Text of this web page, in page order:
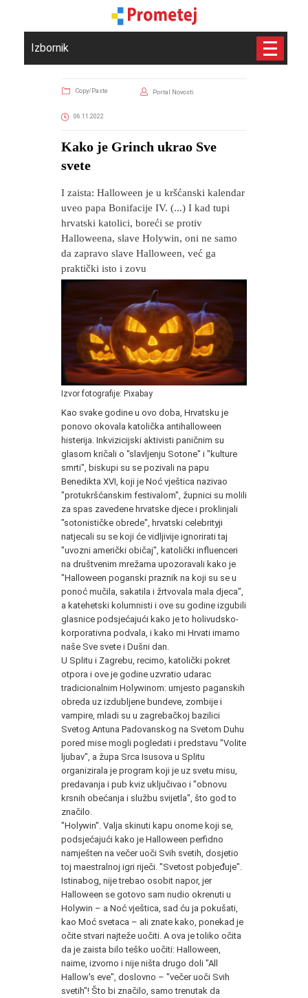
Izbornik
Copy/Paste Portal Novosti
06.11.2022
Kako je Grinch ukrao Sve
svete
I zaista: Halloween je u kršćanski kalendar
uveo papa Bonifacije IV. (...) I kad tupi
hrvatski katolici, boreći se protiv
Halloweena, slave Holywin, oni ne samo
da zapravo slave Halloween, već ga
praktički isto i zovu
Izvor fotografije: Pixabay
Kao svake godine u ovo doba, Hrvatsku je
ponovo okovala katolička antihalloween
histerija. Inkvizicijski aktivisti paničnim su
glasom kričali o "slavljenju Sotone" i "kulture
smrti", biskupi su se pozivali na papu
Benedikta XVI, koji je Noć vještica nazivao
"protukršćanskim festivalom", župnici su molili
za spas zavedene hrvatske djece i proklinjali
"sotonističke obrede", hrvatski celebrityji
natjecali su se koji će vidljivije ignorirati taj
"uvozni američki običaj", katolički influenceri
na društvenim mrežama upozoravali kako je
"Halloween poganski praznik na koji su se u
ponoć mučila, sakatila i žrtvovala mala djeca",
a katehetski kolumnisti i ove su godine izgubili
glasnice podsjećajući kako je to holivudsko-
korporativna podvala, i kako mi Hrvati imamo
naše Sve svete i Dušni dan.
U Splitu i Zagrebu, recimo, katolički pokret
otpora i ove je godine uzvratio udarac
tradicionalnim Holywinom: umjesto paganskih
obreda uz izdubljene bundeve, zombije i
vampire, mladi su u zagrebačkoj bazilici
Svetog Antuna Padovanskog na Svetom Duhu
pored mise mogli pogledati i predstavu "Volite
ljubav", a župa Srca Isusova u Splitu
organizirala je program koji je uz svetu misu,
predavanja i pub kviz uključivao i "obnovu
krsnih obećanja i službu svijetla", što god to
značilo.
"Holywin". Valja skinuti kapu onome koji se,
podsjećajući kako je Halloween perfidno
namješten na večer uoči Svih svetih, dosjetio
toj maestralnoj igri riječi. "Svetost pobjeđuje".
Istinabog, nije trebao osobit napor, jer
Halloween se gotovo sam nudio okrenuti u
Holywin – a Noć vještica, sad ću ja pokušati,
kao Moć svetaca – ali znate kako, ponekad je
očite stvari najteže uočiti. A ova je toliko očita
da je zaista bilo teško uočiti: Halloween,
naime, izvorno i nije ništa drugo doli "All
Hallow's eve", doslovno – "večer uoči Svih
svetih"! Što bi značilo, samo trenutak da